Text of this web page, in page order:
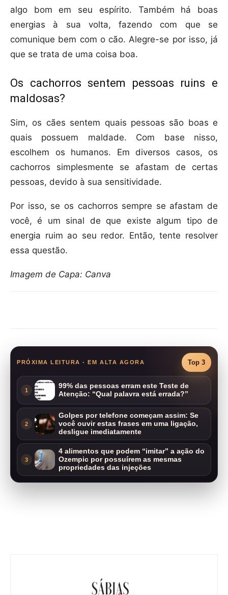
algo bom em seu espírito. Também há boas
energias à sua volta, fazendo com que se
comunique bem com o cão. Alegre-se por isso, já
que se trata de uma coisa boa.
Os cachorros sentem pessoas ruins e
maldosas?
Sim, os cães sentem quais pessoas são boas e
quais possuem maldade. Com base nisso,
escolhem os humanos. Em diversos casos, os
cachorros simplesmente se afastam de certas
pessoas, devido à sua sensitividade.
Por isso, se os cachorros sempre se afastam de
você, é um sinal de que existe algum tipo de
energia ruim ao seu redor. Então, tente resolver
essa questão.
Imagem de Capa: Canva
PRÓXIMA LEITURA - EM ALTA AGORA Top 3
1
99% das pessoas erram este Teste de
Atenção: “Qual palavra está errada?”
2
Golpes por telefone começam assim: Se
você ouvir estas frases em uma ligação,
desligue imediatamente
3
4 alimentos que podem “imitar” a ação do
Ozempic por possuírem as mesmas
propriedades das injeções